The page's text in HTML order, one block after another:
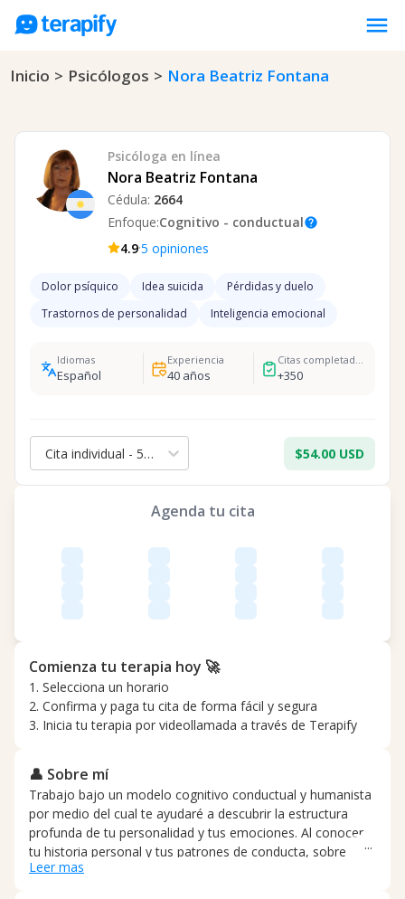
menu
Psicólogos en línea
Opiniones
Empresas
Preguntas frecuentes
Inicio > Psicólogos > Nora Beatriz Fontana
Psicóloga en línea
Nora Beatriz Fontana
Cédula: 2664
Enfoque:Cognitivo - conductualhelp
4.9·5 opiniones
Dolor psíquico Idea suicida
Pérdidas y duelo
Trastornos de personalidad
Inteligencia emocional
Idiomas
Español
Experiencia
40 años
Citas completadas
+350
Cita individual - 50 min. $54.00 USD
Agenda tu cita
Comienza tu terapia hoy 🚀
1. Selecciona un horario
2. Confirma y paga tu cita de forma fácil y segura
3. Inicia tu terapia por videollamada a través de Terapify
👤 Sobre mí
Trabajo bajo un modelo cognitivo conductual y humanista
por medio del cual te ayudaré a descubrir la estructura
profunda de tu personalidad y tus emociones. Al conocer
tu historia personal y tus patrones de conducta, sobre
todo las desadaptadas, haremos un trabajo artesanal y
Leer mas